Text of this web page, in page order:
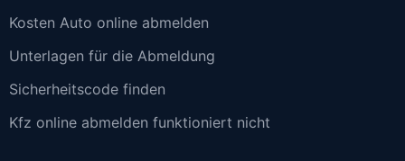
Kosten Auto online abmelden
Unterlagen für die Abmeldung
Sicherheitscode finden
Kfz online abmelden funktioniert nicht